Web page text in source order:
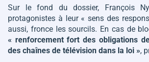
Sur le fond du dossier, François
protagonistes à leur « sens des
aussi, fronce les sourcils. En cas de
« renforcement fort des obligations
des chaînes de télévision dans la loi »,